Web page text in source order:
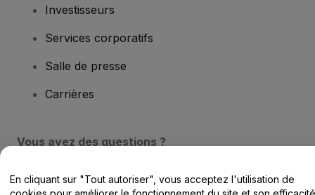
Investisseurs
Services corporatifs
Salle de presse
Carrières
Vous avez des questions ?
Centre d'assistance / Nous contacter
En cliquant sur "Tout autoriser", vous acceptez l'utilisation de